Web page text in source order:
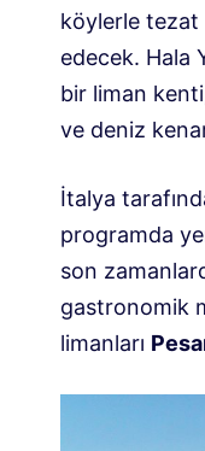
köylerle tezat
edecek. Hala
bir liman
ve deniz
İtalya
programda
son
gastronomik
limanları